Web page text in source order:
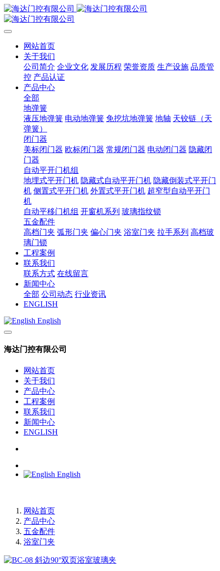
网站首页
关于我们
公司简介 企业文化 发展历程 荣誉资质 生产设施 品质管
控 产品认证
产品中心
全部
地弹簧
液压地弹簧 电动地弹簧 免挖坑地弹簧 地轴 天铰链（天
弹簧）
闭门器
美标闭门器 欧标闭门器 常规闭门器 电动闭门器 隐藏闭
门器
自动平开门机组
地埋式平开门机 隐藏式自动平开门机 隐藏倒装式平开门
机 侧置式平开门机 外置式平开门机 超窄型自动平开门
机
自动平移门机组 开窗机系列 玻璃指纹锁
五金配件
高档门夹 弧形门夹 偏心门夹 浴室门夹 拉手系列 高档玻
璃门锁
工程案例
联系我们
联系方式 在线留言
新闻中心
全部 公司动态 行业资讯
ENGLISH
English
海达门控有限公司
网站首页
关于我们
产品中心
工程案例
联系我们
新闻中心
ENGLISH
English
网站首页
产品中心
五金配件
浴室门夹